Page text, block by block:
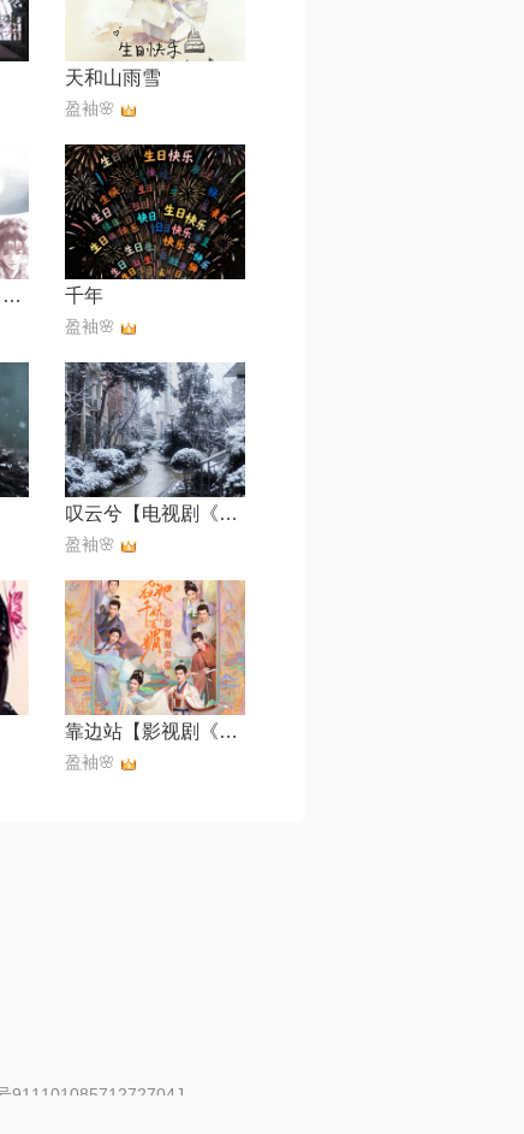
天和山雨雪
盈袖🌸
众里寻他千百度【影视剧《逐玉》爱情主题曲】 千年
盈袖🌸
叹云兮【电视剧《芸汐传》片尾曲】
盈袖🌸
靠边站【影视剧《怎敌她千娇百媚》片尾曲】
盈袖🌸
91110108571272704J